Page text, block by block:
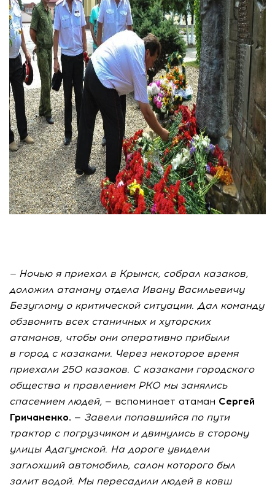
— Ночью я приехал в Крымск, собрал казаков,
доложил атаману отдела Ивану Васильевичу
Безуглому о критической ситуации. Дал команду
обзвонить всех станичных и хуторских
атаманов, чтобы они оперативно прибыли
в город с казаками. Через некоторое время
приехали 250 казаков. С казаками городского
общества и правлением РКО мы занялись
спасением людей, — вспоминает атаман Сергей
Гричаненко. — Завели попавшийся по пути
трактор с погрузчиком и двинулись в сторону
улицы Адагумской. На дороге увидели
заглохший автомобиль, салон которого был
залит водой. Мы пересадили людей в ковш